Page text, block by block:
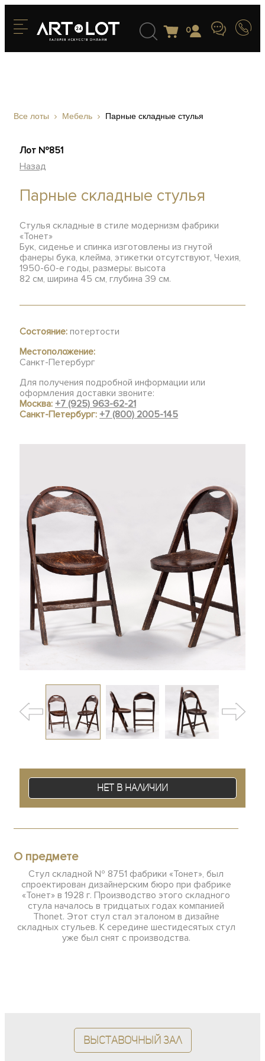
0
Все лоты Мебель Парные складные стулья
Лот №851
Назад
Парные складные стулья
Стулья складные в стиле модернизм фабрики
«Тонет»
Бук, сиденье и спинка изготовлены из гнутой
фанеры бука, клейма, этикетки отсутствуют, Чехия,
1950-60-е годы, размеры: высота
82 см, ширина 45 см, глубина 39 см.
Состояние: потертости
Местоположение:
Санкт-Петербург
Для получения подробной информации или
оформления доставки звоните:
Москва:+7 (925) 963-62-21
Санкт-Петербург:+7 (800) 2005-145
Нет в наличии
О предмете
Стул складной № 8751 фабрики «Тонет», был
спроектирован дизайнерским бюро при фабрике
«Тонет» в 1928 г. Производство этого складного
стула началось в тридцатых годах компанией
Thonet. Этот стул стал эталоном в дизайне
складных стульев. К середине шестидесятых стул
уже был снят с производства.
Выставочный зал